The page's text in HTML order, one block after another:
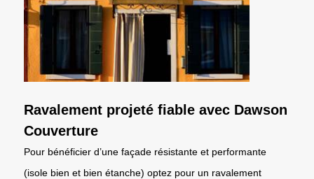
Ravalement projeté fiable avec Dawson
Couverture
Pour bénéficier d’une façade résistante et performante
(isole bien et bien étanche) optez pour un ravalement